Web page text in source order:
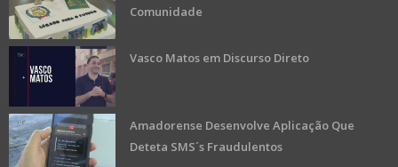
Comunidade
Vasco Matos em Discurso Direto
Amadorense Desenvolve Aplicação Que
Deteta SMS´s Fraudulentos